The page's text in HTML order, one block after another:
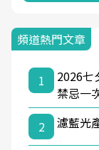
頻道熱門文章
1
2026七
禁忌一
2
濾藍光